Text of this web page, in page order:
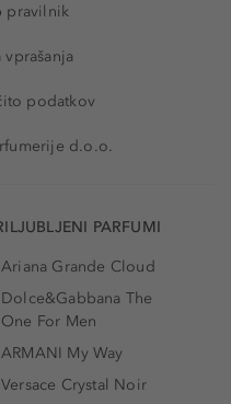
pravilnik
vprašanja
podatkov
d.o.o.
PARFUMI
Ariana Grande Cloud
Dolce&Gabbana The
One For Men
ARMANI My Way
Versace Crystal Noir